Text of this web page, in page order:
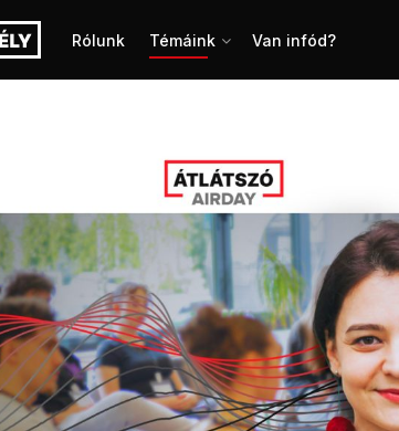
Rólunk Témáink Van infód?